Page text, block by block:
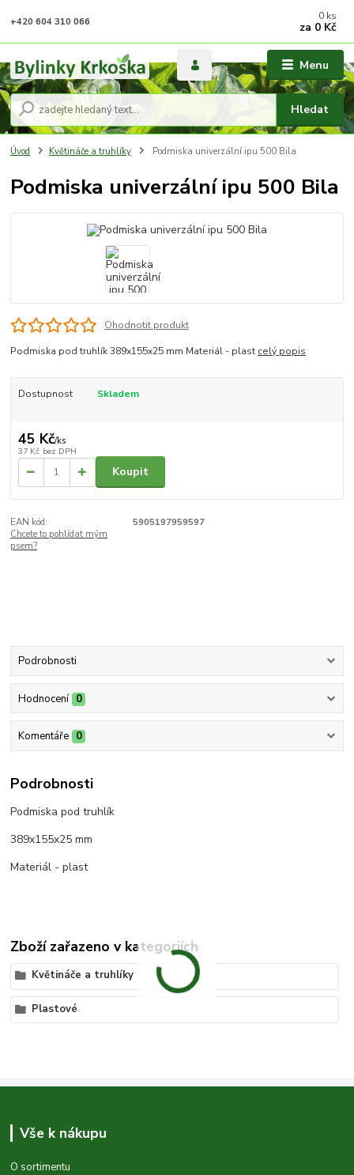
Menu
Hledat
+420 604 310 066 0 ks
za 0 Kč
Úvod Květináče a truhlíky Podmiska univerzální ipu 500 Bila
Podmiska univerzální ipu 500 Bila
Ohodnotit produkt
Podmiska pod truhlík 389x155x25 mm Materiál - plast celý popis
Dostupnost Skladem
45 Kč/ks
37 Kč bez DPH
Koupit
EAN kód:
5905197959597
Chcete to pohlídat mým
psem?
Podrobnosti
Hodnocení 0
Komentáře 0
Podrobnosti
Podmiska pod truhlík
389x155x25 mm
Materiál - plast
Zboží zařazeno v kategoriích
Květináče a truhlíky
Plastové
Vše k nákupu
O sortimentu